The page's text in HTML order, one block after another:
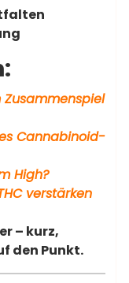
Zusammenspiel
Cannabinoid-
High?
verstärken
– kurz,
den Punkt.